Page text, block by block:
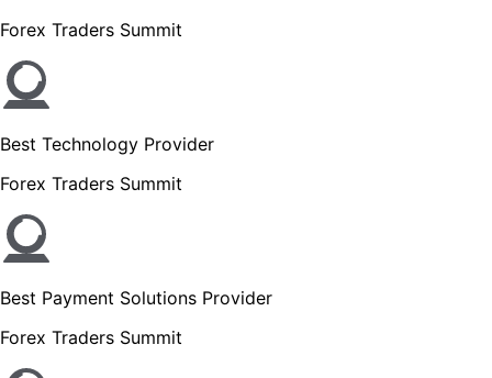
Forex Traders Summit
Best Technology Provider
Forex Traders Summit
Best Payment Solutions Provider
Forex Traders Summit